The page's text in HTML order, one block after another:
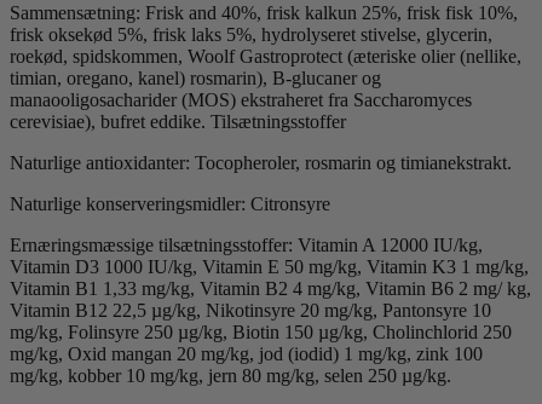
Sammensætning: Frisk and 40%, frisk kalkun 25%, frisk fisk 10%,
frisk oksekød 5%, frisk laks 5%, hydrolyseret stivelse, glycerin,
roekød, spidskommen, Woolf Gastroprotect (æteriske olier (nellike,
timian, oregano, kanel) rosmarin), B-glucaner og
manaooligosacharider (MOS) ekstraheret fra Saccharomyces
cerevisiae), bufret eddike. Tilsætningsstoffer
Naturlige antioxidanter: Tocopheroler, rosmarin og timianekstrakt.
Naturlige konserveringsmidler: Citronsyre
Ernæringsmæssige tilsætningsstoffer: Vitamin A 12000 IU/kg,
Vitamin D3 1000 IU/kg, Vitamin E 50 mg/kg, Vitamin K3 1 mg/kg,
Vitamin B1 1,33 mg/kg, Vitamin B2 4 mg/kg, Vitamin B6 2 mg/ kg,
Vitamin B12 22,5 µg/kg, Nikotinsyre 20 mg/kg, Pantonsyre 10
mg/kg, Folinsyre 250 µg/kg, Biotin 150 µg/kg, Cholinchlorid 250
mg/kg, Oxid mangan 20 mg/kg, jod (iodid) 1 mg/kg, zink 100
mg/kg, kobber 10 mg/kg, jern 80 mg/kg, selen 250 µg/kg.